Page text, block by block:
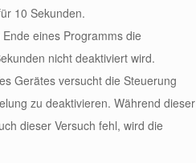
10 Sekunden.
eines Programms die
nicht deaktiviert wird.
Gerätes versucht die Steuerung
zu deaktivieren. Während dieser
dieser Versuch fehl, wird die